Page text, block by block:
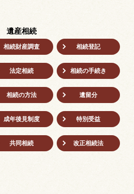
遺産相続
相続財産調査 相続登記
法定相続 相続の⼿続き
相続の方法 遺留分
成年後⾒制度 特別受益
共同相続 改正相続法